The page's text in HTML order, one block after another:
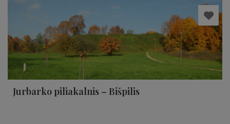
Jurbarko piliakalnis – Bišpilis